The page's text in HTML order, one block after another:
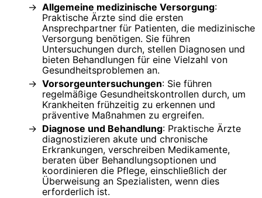
Allgemeine medizinische Versorgung:
Praktische Ärzte sind die ersten
Ansprechpartner für Patienten, die medizinische
Versorgung benötigen. Sie führen
Untersuchungen durch, stellen Diagnosen und
bieten Behandlungen für eine Vielzahl von
Gesundheitsproblemen an.
Vorsorgeuntersuchungen: Sie führen
regelmäßige Gesundheitskontrollen durch, um
Krankheiten frühzeitig zu erkennen und
präventive Maßnahmen zu ergreifen.
Diagnose und Behandlung: Praktische Ärzte
diagnostizieren akute und chronische
Erkrankungen, verschreiben Medikamente,
beraten über Behandlungsoptionen und
koordinieren die Pflege, einschließlich der
Überweisung an Spezialisten, wenn dies
erforderlich ist.